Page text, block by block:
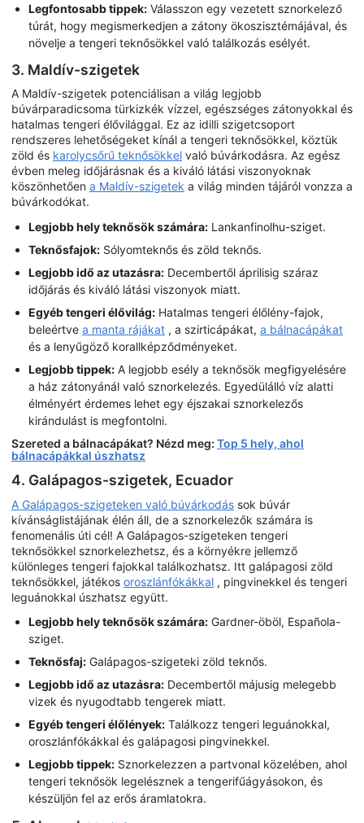
Legfontosabb tippek: Válasszon egy vezetett sznorkelező
túrát, hogy megismerkedjen a zátony ökoszisztémájával, és
növelje a tengeri teknősökkel való találkozás esélyét.
3. Maldív-szigetek
A Maldív-szigetek potenciálisan a világ legjobb
búvárparadicsoma türkizkék vízzel, egészséges zátonyokkal és
hatalmas tengeri élővilággal. Ez az idilli szigetcsoport
rendszeres lehetőségeket kínál a tengeri teknősökkel, köztük
zöld és karolycsőrű teknősökkel való búvárkodásra. Az egész
évben meleg időjárásnak és a kiváló látási viszonyoknak
köszönhetően a Maldív-szigetek a világ minden tájáról vonzza a
búvárkodókat.
Legjobb hely teknősök számára: Lankanfinolhu-sziget.
Teknősfajok: Sólyomteknős és zöld teknős.
Legjobb idő az utazásra: Decembertől áprilisig száraz
időjárás és kiváló látási viszonyok miatt.
Egyéb tengeri élővilág: Hatalmas tengeri élőlény-fajok,
beleértve a manta rájákat , a szirticápákat, a bálnacápákat
és a lenyűgöző korallképződményeket.
Legjobb tippek: A legjobb esély a teknősök megfigyelésére
a ház zátonyánál való sznorkelezés. Egyedülálló víz alatti
élményért érdemes lehet egy éjszakai sznorkelezős
kirándulást is megfontolni.
Szereted a bálnacápákat? Nézd meg: Top 5 hely, ahol
bálnacápákkal úszhatsz
4. Galápagos-szigetek, Ecuador
A Galápagos-szigeteken való búvárkodás sok búvár
kívánságlistájának élén áll, de a sznorkelezők számára is
fenomenális úti cél! A Galápagos-szigeteken tengeri
teknősökkel sznorkelezhetsz, és a környékre jellemző
különleges tengeri fajokkal találkozhatsz. Itt galápagosi zöld
teknősökkel, játékos oroszlánfókákkal , pingvinekkel és tengeri
leguánokkal úszhatsz együtt.
Legjobb hely teknősök számára: Gardner-öböl, Española-
sziget.
Teknősfaj: Galápagos-szigeteki zöld teknős.
Legjobb idő az utazásra: Decembertől májusig melegebb
vizek és nyugodtabb tengerek miatt.
Egyéb tengeri élőlények: Találkozz tengeri leguánokkal,
oroszlánfókákkal és galápagosi pingvinekkel.
Legjobb tippek: Sznorkelezzen a partvonal közelében, ahol
tengeri teknősök legelésznek a tengerifűágyásokon, és
készüljön fel az erős áramlatokra.